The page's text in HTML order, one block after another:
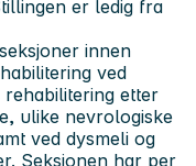
er ledig fra
innen
ved
etter
ulike nevrologiske
ved dysmeli og
Seksjonen har per